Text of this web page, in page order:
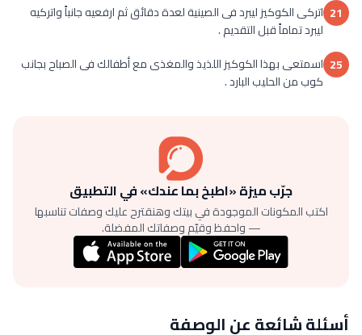
21 اتركى الكوكيز ليبرد فى الصينية لعدة دقائق ثم ارفعيه جانباً واتركيه
ليبرد تماماً قبل التقديم .
25 اسمتعى بهذا الكوكيز اللذيذ والمغذى مع أطفالك فى الصباح بجانب
كوب من الحليب البارد .
جرّب ميزة «اطبخ بما عندك» في التطبيق
اكتب المكونات الموجودة في بيتك وهنقترح عليك وصفات تناسبها
— واحفظ وقيّم وصفاتك المفضلة.
أسئلة شائعة عن الوصفة